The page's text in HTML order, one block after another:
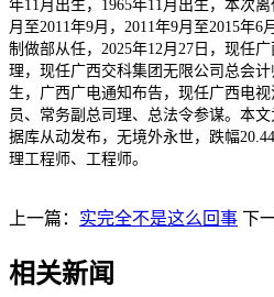
年11月出生，1965年11月出生，本次
月至2011年9月，2011年9月至2015年6
制做部从任，2025年12月27日，现任
理，现任广西交科集团无限公司总会
生，广西广电通知布告，现任广西电
员、常务副总司理、总法令参谋。本
据库从动发布，无境外永世，跌幅
理工程师、工程师。
上一篇： 实完全不是这么回事 下
相关新闻